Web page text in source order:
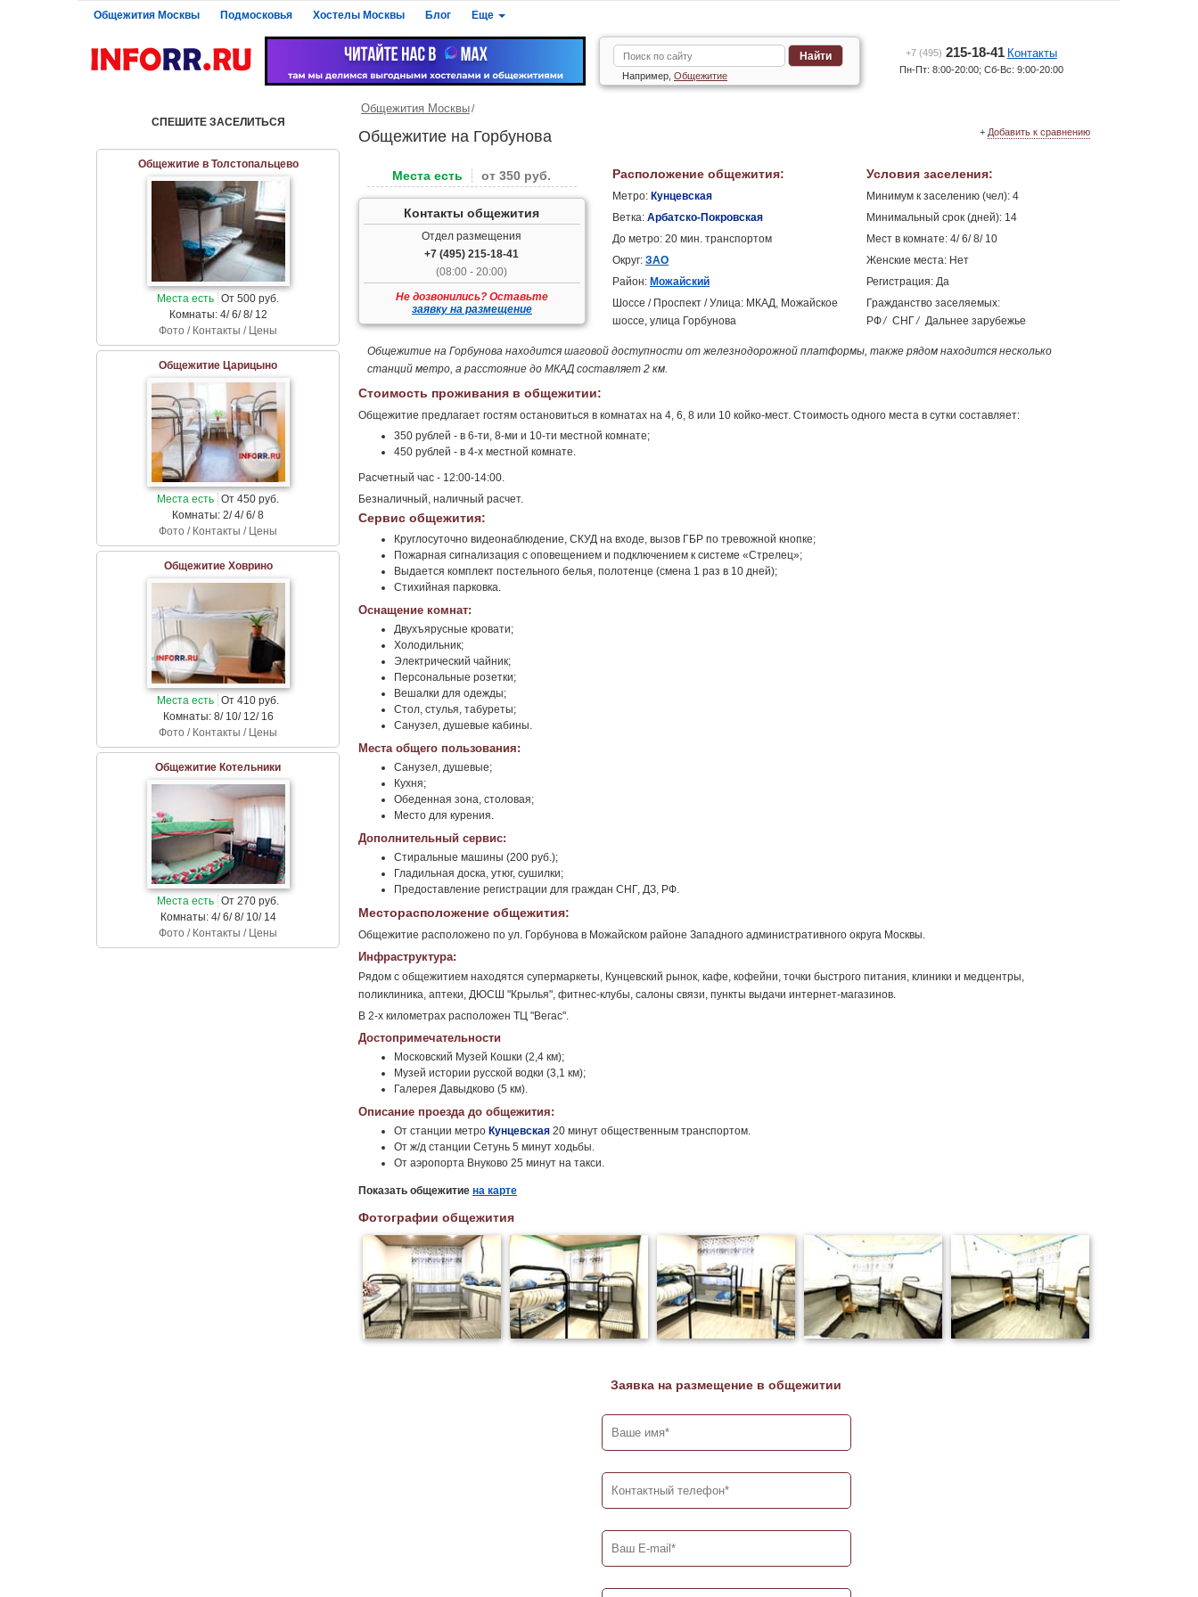
Общежития Москвы Подмосковья Хостелы Москвы Блог Еще
Найти
Например, Общежитие
+7 (495) 215-18-41 Контакты
Пн-Пт: 8:00-20:00; Сб-Вс: 9:00-20:00
СПЕШИТЕ ЗАСЕЛИТЬСЯ
Общежитие в Толстопальцево
Места есть От 500 руб.
Комнаты: 4/ 6/ 8/ 12
Фото / Контакты / Цены
Общежитие Царицыно
Места есть От 450 руб.
Комнаты: 2/ 4/ 6/ 8
Фото / Контакты / Цены
Общежитие Ховрино
Места есть От 410 руб.
Комнаты: 8/ 10/ 12/ 16
Фото / Контакты / Цены
Общежитие Котельники
Места есть От 270 руб.
Комнаты: 4/ 6/ 8/ 10/ 14
Фото / Контакты / Цены
Общежития Москвы
Общежитие на Горбунова + Добавить к сравнению
Места есть от 350 руб.
Контакты общежития
Отдел размещения
+7 (495) 215-18-41
(08:00 - 20:00)
Не дозвонились? Оставьте
заявку на размещение
Расположение общежития:
Метро: Кунцевская
Ветка: Арбатско-Покровская
До метро: 20 мин. транспортом
Округ: ЗАО
Район: Можайский
Шоссе / Проспект / Улица: МКАД, Можайское
шоссе, улица Горбунова
Условия заселения:
Минимум к заселению (чел): 4
Минимальный срок (дней): 14
Мест в комнате: 4/ 6/ 8/ 10
Женские места: Нет
Регистрация: Да
Гражданство заселяемых:
РФ/ СНГ/ Дальнее зарубежье
Общежитие на Горбунова находится шаговой доступности от железнодорожной платформы, также рядом находится несколько
станций метро, а расстояние до МКАД составляет 2 км.
Стоимость проживания в общежитии:
Общежитие предлагает гостям остановиться в комнатах на 4, 6, 8 или 10 койко-мест. Стоимость одного места в сутки составляет:
350 рублей - в 6-ти, 8-ми и 10-ти местной комнате;
450 рублей - в 4-х местной комнате.
Расчетный час - 12:00-14:00.
Безналичный, наличный расчет.
Сервис общежития:
Круглосуточно видеонаблюдение, СКУД на входе, вызов ГБР по тревожной кнопке;
Пожарная сигнализация с оповещением и подключением к системе «Стрелец»;
Выдается комплект постельного белья, полотенце (смена 1 раз в 10 дней);
Стихийная парковка.
Оснащение комнат:
Двухъярусные кровати;
Холодильник;
Электрический чайник;
Персональные розетки;
Вешалки для одежды;
Стол, стулья, табуреты;
Санузел, душевые кабины.
Места общего пользования:
Санузел, душевые;
Кухня;
Обеденная зона, столовая;
Место для курения.
Дополнительный сервис:
Стиральные машины (200 руб.);
Гладильная доска, утюг, сушилки;
Предоставление регистрации для граждан СНГ, ДЗ, РФ.
Месторасположение общежития:
Общежитие расположено по ул. Горбунова в Можайском районе Западного административного округа Москвы.
Инфраструктура:
Рядом с общежитием находятся супермаркеты, Кунцевский рынок, кафе, кофейни, точки быстрого питания, клиники и медцентры,
поликлиника, аптеки, ДЮСШ "Крылья", фитнес-клубы, салоны связи, пункты выдачи интернет-магазинов.
В 2-х километрах расположен ТЦ "Вегас".
Достопримечательности
Московский Музей Кошки (2,4 км);
Музей истории русской водки (3,1 км);
Галерея Давыдково (5 км).
Описание проезда до общежития:
От станции метро Кунцевская 20 минут общественным транспортом.
От ж/д станции Сетунь 5 минут ходьбы.
От аэропорта Внуково 25 минут на такси.
Показать общежитие на карте
Фотографии общежития
Заявка на размещение в общежитии